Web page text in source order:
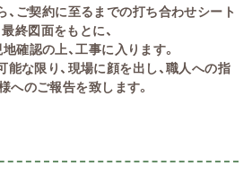
ご契約に至るまでの打ち合わせシート
終図面をもとに、
確認の上、工事に入ります。
能な限り、現場に顔を出し、職人への指
へのご報告を致します。